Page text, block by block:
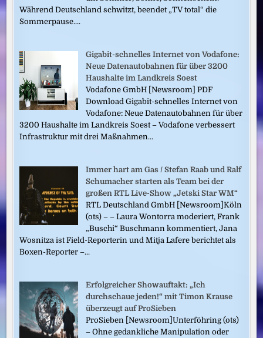
Während Deutschland schwitzt, beendet „TV total“ die
Sommerpause....
Gigabit-schnelles Internet von Vodafone:
Neue Datenautobahnen für über 3200
Haushalte im Landkreis Soest
Vodafone GmbH [Newsroom] PDF
Download Gigabit-schnelles Internet von
Vodafone: Neue Datenautobahnen für über
3200 Haushalte im Landkreis Soest – Vodafone verbessert
Infrastruktur mit drei Maßnahmen...
Immer hart am Gas / Stefan Raab und Ralf
Schumacher starten als Team bei der
großen RTL Live-Show „Jetski Star WM“
RTL Deutschland GmbH [Newsroom]Köln
(ots) – – Laura Wontorra moderiert, Frank
„Buschi“ Buschmann kommentiert, Jana
Wosnitza ist Field-Reporterin und Mitja Lafere berichtet als
Boxen-Reporter –...
Erfolgreicher Showauftakt: „Ich
durchschaue jeden!“ mit Timon Krause
überzeugt auf ProSieben
ProSieben [Newsroom]Unterföhring (ots)
– Ohne gedankliche Manipulation oder